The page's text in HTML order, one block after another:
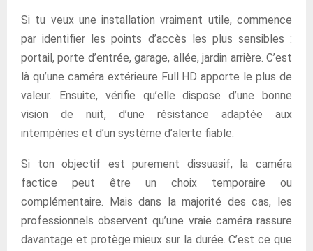
Si tu veux une installation vraiment utile, commence
par identifier les points d’accès les plus sensibles :
portail, porte d’entrée, garage, allée, jardin arrière. C’est
là qu’une caméra extérieure Full HD apporte le plus de
valeur. Ensuite, vérifie qu’elle dispose d’une bonne
vision de nuit, d’une résistance adaptée aux
intempéries et d’un système d’alerte fiable.
Si ton objectif est purement dissuasif, la caméra
factice peut être un choix temporaire ou
complémentaire. Mais dans la majorité des cas, les
professionnels observent qu’une vraie caméra rassure
davantage et protège mieux sur la durée. C’est ce que